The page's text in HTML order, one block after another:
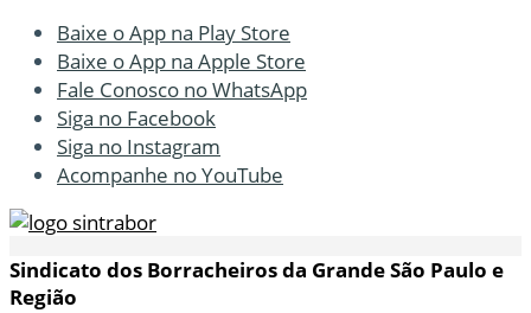
Baixe o App na Play Store
Baixe o App na Apple Store
Fale Conosco no WhatsApp
Siga no Facebook
Siga no Instagram
Acompanhe no YouTube
Sindicato dos Borracheiros da Grande São Paulo e
Região